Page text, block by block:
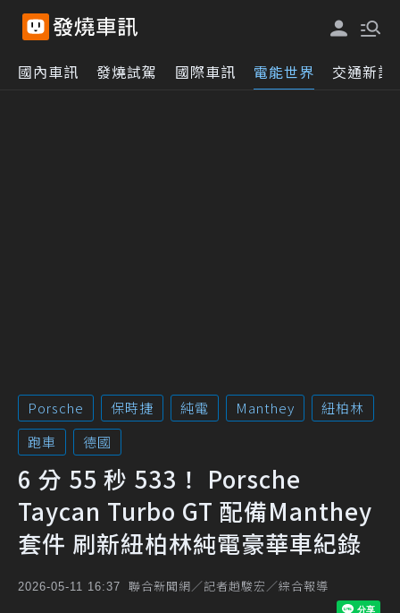
國內車訊 發燒試駕 國際車訊 電能世界 交通新訊
Porsche 保時捷 純電 Manthey
紐柏林
跑車
德國
6 分 55 秒 533！ Porsche
Taycan Turbo GT 配備Manthey
套件 刷新紐柏林純電豪華車紀錄
2026-05-11 16:37 聯合新聞網／記者趙駿宏／綜合報導